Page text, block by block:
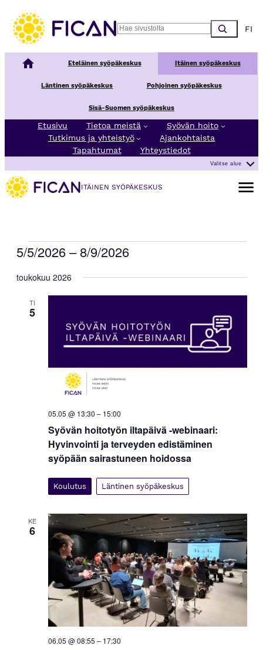
Search
Kansallinen syöpäkeskusEteläinen syöpäkeskus Itäinen syöpäkeskus
Läntinen syöpäkeskus Pohjoinen syöpäkeskus
Sisä-Suomen syöpäkeskus
Etusivu Tietoa meistä
Syövän hoito
Tutkimus ja yhteistyö
Ajankohtaista
Tapahtumat
Yhteystiedot
Valitse alue
ITÄINEN SYÖPÄKESKUS
Avaa
Tapahtumat
5/5/2026 – 8/9/2026
toukokuu 2026
TI
5
05.05 @ 13:30 – 15:00
Syövän hoitotyön iltapäivä -webinaari:
Hyvinvointi ja terveyden edistäminen
syöpään sairastuneen hoidossa
Koulutus Läntinen syöpäkeskus
KE
6
06.05 @ 08:55 – 17:30